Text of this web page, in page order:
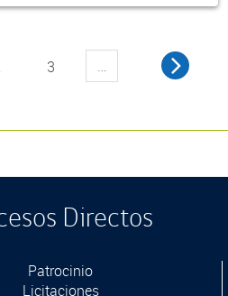
3 …
Directos
Patrocinio
Licitaciones